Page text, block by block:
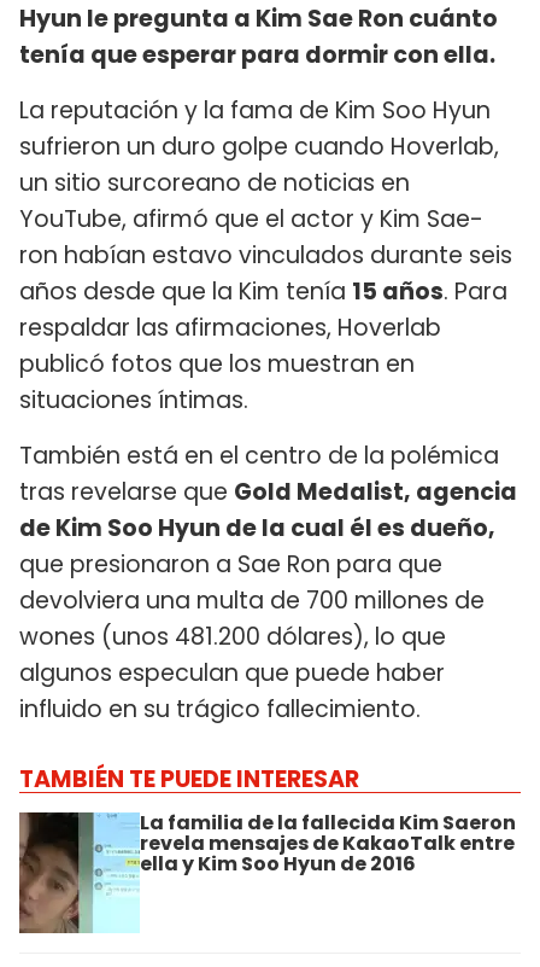
Hyun le pregunta a Kim Sae Ron cuánto
tenía que esperar para dormir con ella.
La reputación y la fama de Kim Soo Hyun
sufrieron un duro golpe cuando Hoverlab,
un sitio surcoreano de noticias en
YouTube, afirmó que el actor y Kim Sae-
ron habían estavo vinculados durante seis
años desde que la Kim tenía 15 años. Para
respaldar las afirmaciones, Hoverlab
publicó fotos que los muestran en
situaciones íntimas.
También está en el centro de la polémica
tras revelarse que Gold Medalist, agencia
de Kim Soo Hyun de la cual él es dueño,
que presionaron a Sae Ron para que
devolviera una multa de 700 millones de
wones (unos 481.200 dólares), lo que
algunos especulan que puede haber
influido en su trágico fallecimiento.
TAMBIÉN TE PUEDE INTERESAR
La familia de la fallecida Kim Saeron
revela mensajes de KakaoTalk entre
ella y Kim Soo Hyun de 2016